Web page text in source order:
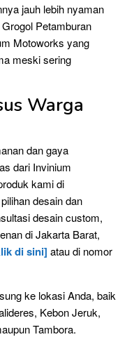
jauh lebih nyaman
Petamburan
Motoworks yang
meski sering
Warga
dan gaya
dari Invinium
kami di
desain dan
desain custom,
di Jakarta Barat,
di sini] atau di nomor
ke lokasi Anda, baik
Kebon Jeruk,
Tambora.